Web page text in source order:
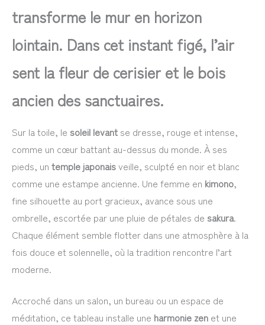
transforme le mur en horizon
lointain. Dans cet instant figé, l’air
sent la fleur de cerisier et le bois
ancien des sanctuaires.
Sur la toile, le soleil levant se dresse, rouge et intense,
comme un cœur battant au-dessus du monde. À ses
pieds, un temple japonaisveille, sculpté en noir et blanc
comme une estampe ancienne. Une femme en kimono,
fine silhouette au port gracieux, avance sous une
ombrelle, escortée par une pluie de pétales de sakura.
Chaque élément semble flotter dans une atmosphère à la
fois douce et solennelle, où la tradition rencontre l’art
moderne.
Accroché dans un salon, un bureau ou un espace de
méditation, ce tableau installe une harmonie zen et une